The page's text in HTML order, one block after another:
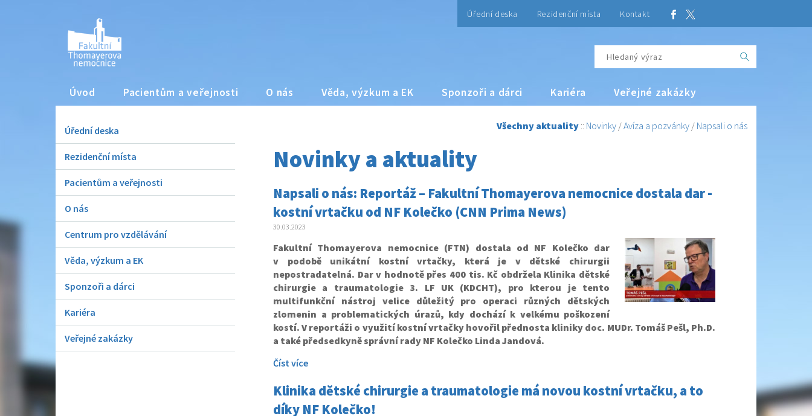
Úřední deska Rezidenční místa Kontakt
Úvod Pacientům a veřejnosti O nás Věda, výzkum a EK Sponzoři a dárci Kariéra Veřejné zakázky
Úřední deska
Rezidenční místa
Pacientům a veřejnosti
O nás
Centrum pro vzdělávání
Věda, výzkum a EK
Sponzoři a dárci
Kariéra
Veřejné zakázky
Všechny aktuality :: Novinky /Avíza a pozvánky / Napsali o nás
Novinky a aktuality
Napsali o nás: Reportáž – Fakultní Thomayerova nemocnice dostala dar -
kostní vrtačku od NF Kolečko (CNN Prima News)
30.03.2023
Fakultní Thomayerova nemocnice (FTN) dostala od NF Kolečko dar
v podobě unikátní kostní vrtačky, která je v dětské chirurgii
nepostradatelná. Dar v hodnotě přes 400 tis. Kč obdržela Klinika dětské
chirurgie a traumatologie 3. LF UK (KDCHT), pro kterou je tento
multifunkční nástroj velice důležitý pro operaci různých dětských
zlomenin a problematických úrazů, kdy dochází k velkému poškození
kostí. V reportáži o využití kostní vrtačky hovořil přednosta kliniky doc. MUDr. Tomáš Pešl, Ph.D.
a také předsedkyně správní rady NF Kolečko Linda Jandová.
Číst více
Klinika dětské chirurgie a traumatologie má novou kostní vrtačku, a to
díky NF Kolečko!